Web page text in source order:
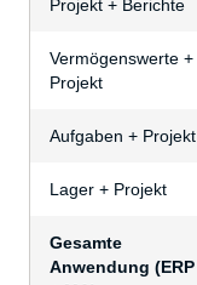
Projekt + Berichte
Vermögenswerte +
Projekt
Aufgaben + Projekt
Lager + Projekt
Gesamte
Anwendung (ERP